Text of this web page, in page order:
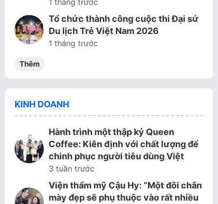
1 tháng trước
Tổ chức thành công cuộc thi Đại sứ
Du lịch Trẻ Việt Nam 2026
1 tháng trước
Thêm
KINH DOANH
Hành trình một thập kỷ Queen
Coffee: Kiên định với chất lượng để
chinh phục người tiêu dùng Việt
3 tuần trước
Viện thẩm mỹ Cậu Hy: “Một đôi chân
mày đẹp sẽ phụ thuộc vào rất nhiều